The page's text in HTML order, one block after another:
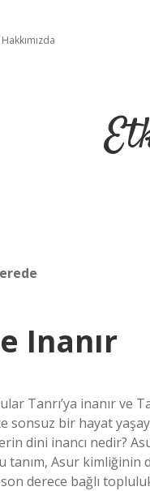
Hakkımızda
Inanır
Tanrı’ya inanır ve
sonsuz bir hayat
dini inancı nedir?
tanım, Asur
derece bağlı